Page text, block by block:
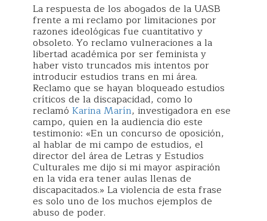
La respuesta de los abogados de la UASB
frente a mi reclamo por limitaciones por
razones ideológicas fue cuantitativo y
obsoleto. Yo reclamo vulneraciones a la
libertad académica por ser feminista y
haber visto truncados mis intentos por
introducir estudios trans en mi área.
Reclamo que se hayan bloqueado estudios
críticos de la discapacidad, como lo
reclamó Karina Marín, investigadora en ese
campo, quien en la audiencia dio este
testimonio: «En un concurso de oposición,
al hablar de mi campo de estudios, el
director del área de Letras y Estudios
Culturales me dijo si mi mayor aspiración
en la vida era tener aulas llenas de
discapacitados.» La violencia de esta frase
es solo uno de los muchos ejemplos de
abuso de poder.